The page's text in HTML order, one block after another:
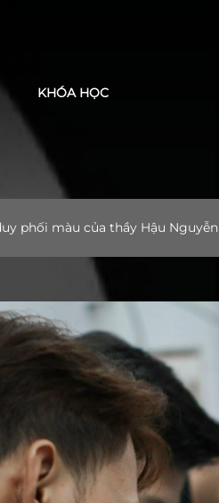
KHÓA HỌC
phối màu của thầy Hậu Nguyễn